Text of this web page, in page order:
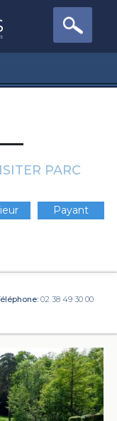
PARC
Payant
02 38 49 30 00